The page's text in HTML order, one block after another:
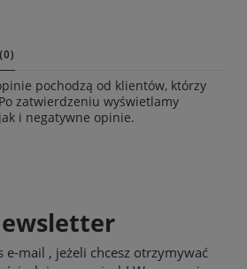
pochodzą od klientów, którzy
zatwierdzeniu wyświetlamy
i negatywne opinie.
e-mail , jeżeli chcesz otrzymywać